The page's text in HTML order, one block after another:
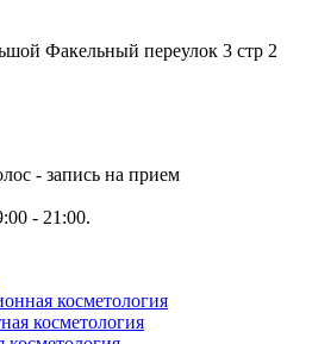
Факельный переулок 3 стр 2
- 21:00.
косметология
косметология